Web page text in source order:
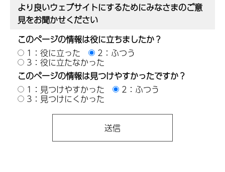
より良いウェブサイトにするためにみなさまのご意
見をお聞かせください
このページの情報は役に立ちましたか？
1：役に立った
2：ふつう
3：役に立たなかった
このページの情報は見つけやすかったですか？
1：見つけやすかった
2：ふつう
3：見つけにくかった